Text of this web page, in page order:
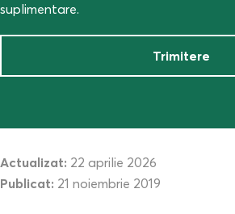
suplimentare.
Trimitere
Actualizat: 22 aprilie 2026
Publicat: 21 noiembrie 2019